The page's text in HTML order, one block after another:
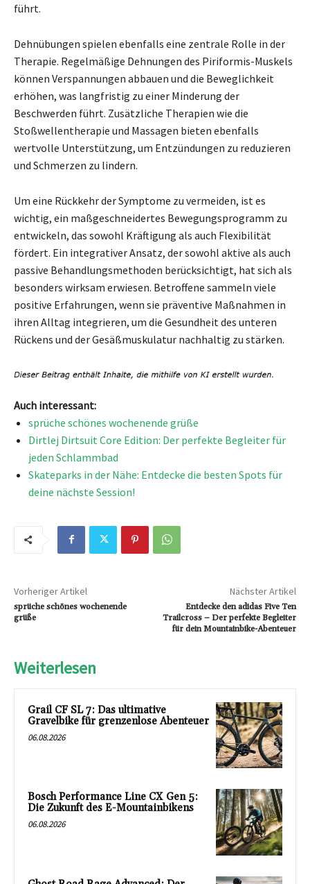
führt.
Dehnübungen spielen ebenfalls eine zentrale Rolle in der
Therapie. Regelmäßige Dehnungen des Piriformis-Muskels
können Verspannungen abbauen und die Beweglichkeit
erhöhen, was langfristig zu einer Minderung der
Beschwerden führt. Zusätzliche Therapien wie die
Stoßwellentherapie und Massagen bieten ebenfalls
wertvolle Unterstützung, um Entzündungen zu reduzieren
und Schmerzen zu lindern.
Um eine Rückkehr der Symptome zu vermeiden, ist es
wichtig, ein maßgeschneidertes Bewegungsprogramm zu
entwickeln, das sowohl Kräftigung als auch Flexibilität
fördert. Ein integrativer Ansatz, der sowohl aktive als auch
passive Behandlungsmethoden berücksichtigt, hat sich als
besonders wirksam erwiesen. Betroffene sammeln viele
positive Erfahrungen, wenn sie präventive Maßnahmen in
ihren Alltag integrieren, um die Gesundheit des unteren
Rückens und der Gesäßmuskulatur nachhaltig zu stärken.
Auch interessant:
sprüche schönes wochenende grüße
Dirtlej Dirtsuit Core Edition: Der perfekte Begleiter für
jeden Schlammbad
Skateparks in der Nähe: Entdecke die besten Spots für
deine nächste Session!
Vorheriger Artikel
sprüche schönes wochenende
grüße
Nächster Artikel
Entdecke den adidas Five Ten
Trailcross – Der perfekte Begleiter
für dein Mountainbike-Abenteuer
Weiterlesen
Grail CF SL 7: Das ultimative
Gravelbike für grenzenlose Abenteuer
06.08.2026
Bosch Performance Line CX Gen 5:
Die Zukunft des E-Mountainbikens
06.08.2026